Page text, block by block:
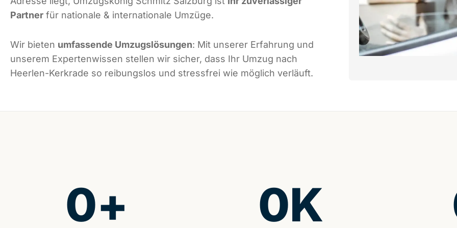
Partner für nationale & internationale Umzüge.
Wir bieten umfassende Umzugslösungen: Mit unserer Erfahrung und
unserem Expertenwissen stellen wir sicher, dass Ihr Umzug nach
Heerlen-Kerkrade so reibungslos und stressfrei wie möglich verläuft.
0+ 0K